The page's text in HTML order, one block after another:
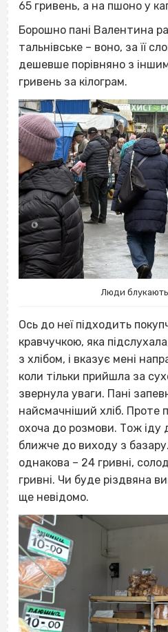
65 гривень, а на пшоно у
Борошно пані Валентина
тальнівське – воно, за її
дешевше порівняно з
гривень за кілограм.
Люди
Ось до неї підходить
кравчучкою, яка
з хлібом, і вказує мені
коли тільки прийшла за
звернула уваги. Пані
найсмачніший хліб. Проте
охоча до розмови. Тож іду
ближче до виходу з
однакова – 24 гривні,
гривні. Чи буде різдвяна
ще невідомо.